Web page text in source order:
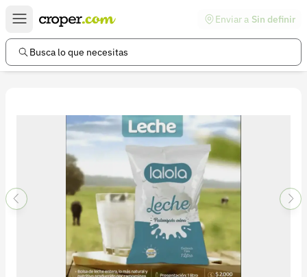
Enviar a Sin definir
Busca lo que necesitas
Enlaces de interés
Preguntas frecuentes
Información legal
Términos y condiciones
Política de devoluciones
Política de privacidad
Iniciar sesión